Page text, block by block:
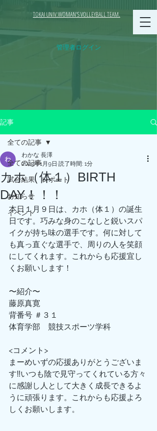
TOKAI UNIV.WOMAN'S VOLLEYBALL TEAM.
管理者ログイン
記事
全ての記事
試合結果、レポート
お知らせ
イベント
全ての記事
カホ（体１）BIRTH
DAY！！！
わかな 長澤
2023年1月9日 読了時間: 1分
本日１月９日は、カホ（体１）の誕生
日です。巧みな身のこなしと鋭いスパ
イクが持ち味の選手です。何に対して
も真っ直ぐな選手で、周りの人を笑顔
にしてくれます。これからも応援宜し
くお願いします！
〜紹介〜
藤原真寛
背番号 ＃３１
体育学部　競技スポーツ学科
<コメント>
まーめいずの応援ありがとうございま
す‼︎いつも陰で見守ってくれている方々
に感謝し人として大きく成長できるよ
うに頑張ります。これからも応援よろ
しくお願いします。